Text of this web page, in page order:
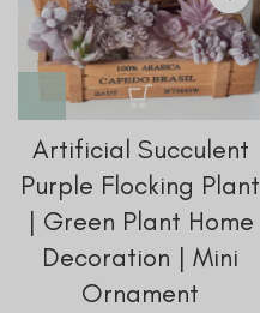
Artificial Succulent
Purple Flocking Plant
| Green Plant Home
Decoration | Mini
Ornament